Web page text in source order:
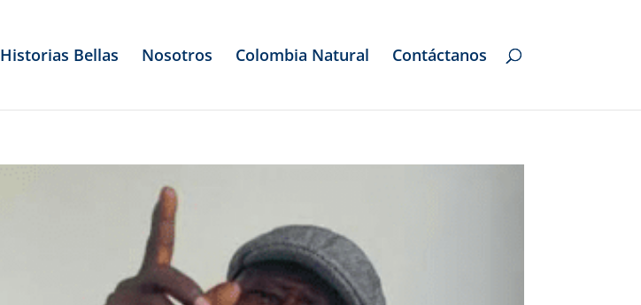
Historias Bellas Nosotros Colombia Natural Contáctanos